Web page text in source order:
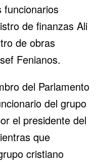
funcionarios
de finanzas Ali
de obras
Fenianos.
del Parlamento
del grupo
el presidente del
que
cristiano